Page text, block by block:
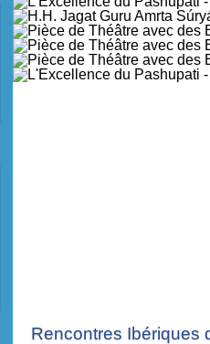
Rencontres Ibériques